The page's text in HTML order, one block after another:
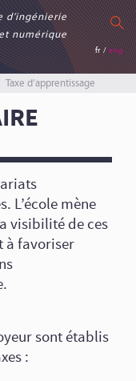
d’ingénierie
numérique
fr / eng
Taxe d’apprentissage
L’école mène
visibilité de ces
à favoriser
sont établis
: